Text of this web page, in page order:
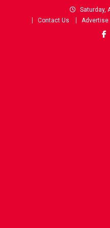
Saturday,
Contact Us
Advertise